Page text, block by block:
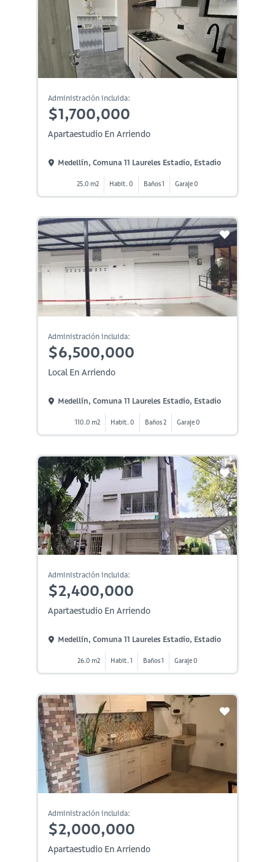
Administración incluida:
$1,700,000
Apartaestudio En Arriendo
Medellín, Comuna 11 Laureles Estadio, Estadio
25.0 m2 Habit. 0 Baños 1 Garaje 0
Administración incluida:
$6,500,000
Local En Arriendo
Medellín, Comuna 11 Laureles Estadio, Estadio
110.0 m2 Habit. 0 Baños 2 Garaje 0
Administración incluida:
$2,400,000
Apartaestudio En Arriendo
Medellín, Comuna 11 Laureles Estadio, Estadio
26.0 m2 Habit. 1 Baños 1 Garaje 0
Administración incluida:
$2,000,000
Apartaestudio En Arriendo